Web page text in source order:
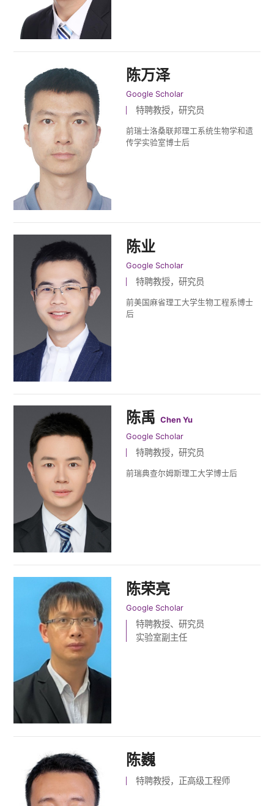
陈万泽
Google Scholar
特聘教授，研究员
前瑞士洛桑联邦理工系统生物学和遗
传学实验室博士后
陈业
Google Scholar
特聘教授，研究员
前美国麻省理工大学生物工程系博士
后
陈禹
Chen Yu
Google Scholar
特聘教授，研究员
前瑞典查尔姆斯理工大学博士后
陈荣亮
Google Scholar
特聘教授、研究员
实验室副主任
陈巍
特聘教授，正高级工程师